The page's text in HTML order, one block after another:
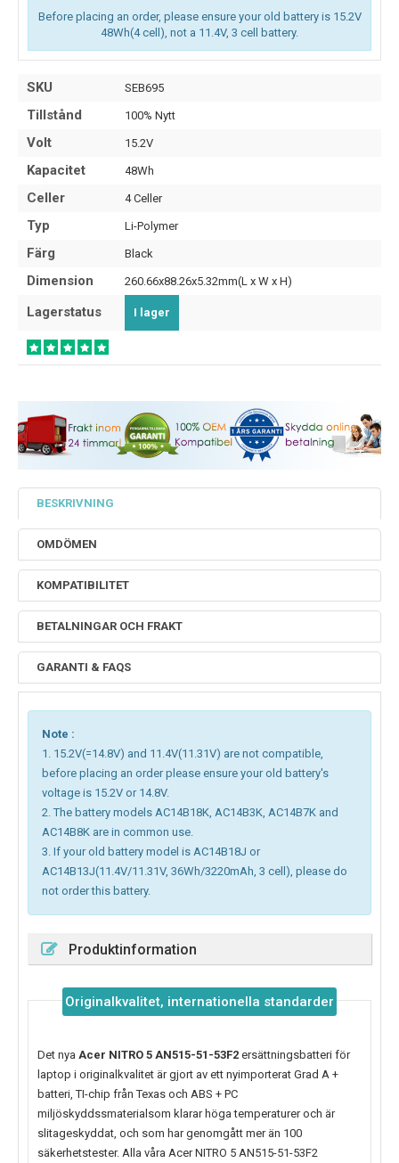
Before placing an order, please ensure your old battery is 15.2V
48Wh(4 cell), not a 11.4V, 3 cell battery.
SKU SEB695
Tillstånd 100% Nytt
Volt 15.2V
Kapacitet 48Wh
Celler 4 Celler
Typ Li-Polymer
Färg Black
Dimension 260.66x88.26x5.32mm(L x W x H)
Lagerstatus I lager
BESKRIVNING
OMDÖMEN
KOMPATIBILITET
BETALNINGAR OCH FRAKT
GARANTI & FAQS
Note :
1. 15.2V(=14.8V) and 11.4V(11.31V) are not compatible,
before placing an order please ensure your old battery's
voltage is 15.2V or 14.8V.
2. The battery models AC14B18K, AC14B3K, AC14B7K and
AC14B8K are in common use.
3. If your old battery model is AC14B18J or
AC14B13J(11.4V/11.31V, 36Wh/3220mAh, 3 cell), please do
not order this battery.
Produktinformation
Originalkvalitet, internationella standarder
Det nya Acer NITRO 5 AN515-51-53F2 ersättningsbatteri för
laptop i originalkvalitet är gjort av ett nyimporterat Grad A +
batteri, TI-chip från Texas och ABS + PC
miljöskyddssmaterialsom klarar höga temperaturer och är
slitageskyddat, och som har genomgått mer än 100
säkerhetstester. Alla våra Acer NITRO 5 AN515-51-53F2